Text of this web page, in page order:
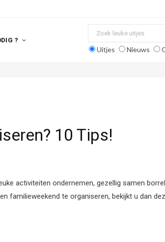
?
Uitjes Nieuws
10 Tips!
activiteiten ondernemen, gezellig samen
familieweekend te organiseren, bekijkt u dan